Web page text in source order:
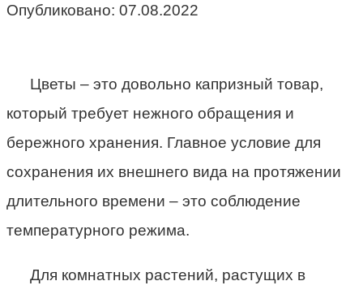
Опубликовано: 07.08.2022
Цветы – это довольно капризный товар,
который требует нежного обращения и
бережного хранения. Главное условие для
сохранения их внешнего вида на протяжении
длительного времени – это соблюдение
температурного режима.
Для комнатных растений, растущих в